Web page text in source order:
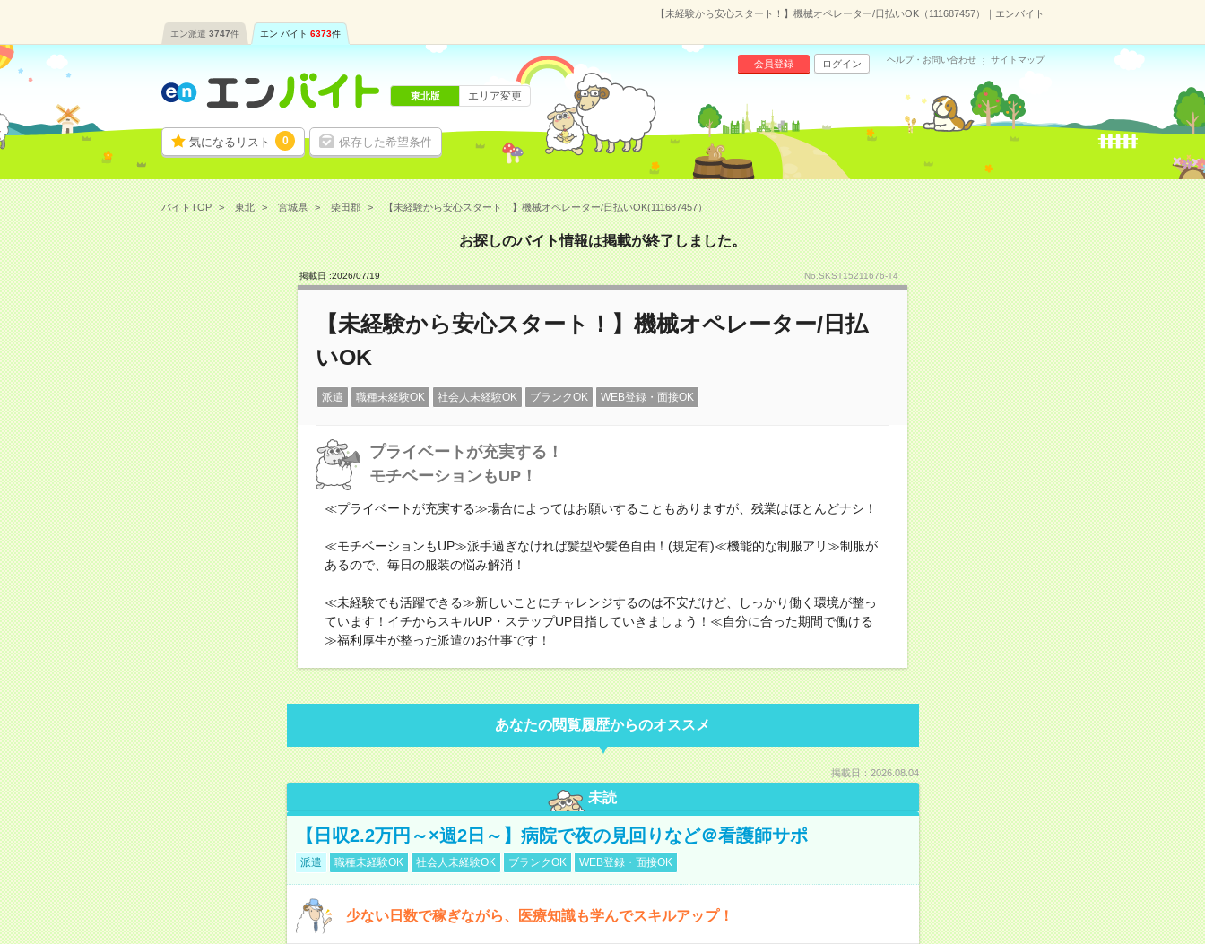
【未経験から安心スタート！】機械オペレーター/日払いOK（111687457）｜エンバイト
エン派遣 3747件 エン バイト 6373件
気になるリスト 0 保存した希望条件
会員登録 ログイン ヘルプ・お問い合わせ サイトマップ
東北版 エリア変更
バイトTOP 東北 宮城県 柴田郡 【未経験から安心スタート！】機械オペレーター/日払いOK(111687457）
お探しのバイト情報は掲載が終了しました。
掲載日 :2026/07/19 No.SKST15211676-T4
【未経験から安心スタート！】機械オペレーター/日払
いOK
派遣 職種未経験OK 社会人未経験OK ブランクOK WEB登録・面接OK
プライベートが充実する！
モチベーションもUP！
≪プライベートが充実する≫場合によってはお願いすることもありますが、残業はほとんどナシ！
≪モチベーションもUP≫派手過ぎなければ髪型や髪色自由！(規定有)≪機能的な制服アリ≫制服が
あるので、毎日の服装の悩み解消！
≪未経験でも活躍できる≫新しいことにチャレンジするのは不安だけど、しっかり働く環境が整っ
ています！イチからスキルUP・ステップUP目指していきましょう！≪自分に合った期間で働ける
≫福利厚生が整った派遣のお仕事です！
あなたの閲覧履歴からのオススメ
掲載日：2026.08.04
未読
【日収2.2万円～×週2日～】病院で夜の見回りなど＠看護師サポ
派遣 職種未経験OK 社会人未経験OK ブランクOK WEB登録・面接OK
少ない日数で稼ぎながら、医療知識も学んでスキルアップ！